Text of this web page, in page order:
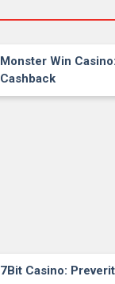
Monster Win
Cashback
7Bit Casino: